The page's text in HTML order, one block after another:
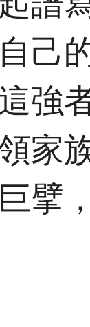
己
強
家
擘